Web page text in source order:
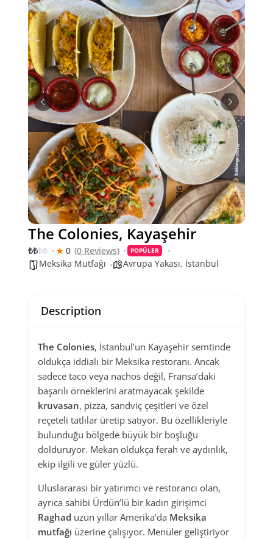
The Colonies, Kayaşehir
₺₺₺₺ 0 (0 Reviews) POPÜLER
Meksika Mutfağı Avrupa Yakası, İstanbul
Description
The Colonies, İstanbul’un Kayaşehir semtinde
oldukça iddialı bir Meksika restoranı. Ancak
sadece taco veya nachos değil, Fransa’daki
başarılı örneklerini aratmayacak şekilde
kruvasan, pizza, sandviç çeşitleri ve özel
reçeteli tatlılar üretip satıyor. Bu özellikleriyle
bulunduğu bölgede büyük bir boşluğu
dolduruyor. Mekan oldukça ferah ve aydınlık,
ekip ilgili ve güler yüzlü.
Uluslararası bir yatırımcı ve restorancı olan,
ayrıca sahibi Ürdün’lü bir kadın girişimci
Raghad uzun yıllar Amerika’da Meksika
mutfağı üzerine çalışıyor. Menüler geliştiriyor